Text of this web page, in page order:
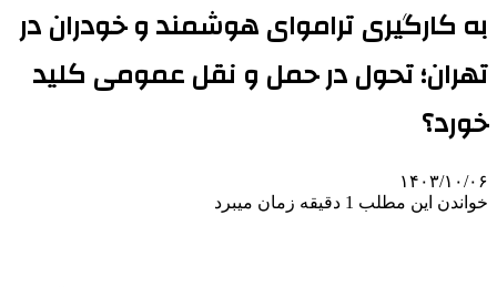
به کارگیری تراموای هوشمند و خودران در
تهران؛ تحول در حمل و نقل عمومی کلید
خورد؟
۱۴۰۳/۱۰/۰۶
خواندن این مطلب 1 دقیقه زمان میبرد